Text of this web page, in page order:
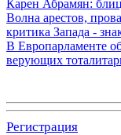
Карен Абрамян:
Волна арестов,
критика Запада -
В Европарламенте
верующих
Регистрация